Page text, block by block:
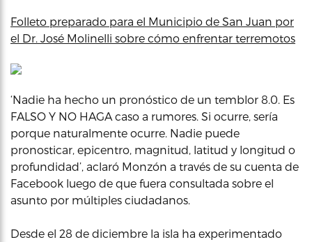
Folleto preparado para el Municipio de San Juan por
el Dr. José Molinelli sobre cómo enfrentar terremotos
‘Nadie ha hecho un pronóstico de un temblor 8.0. Es
FALSO Y NO HAGA caso a rumores. Si ocurre, sería
porque naturalmente ocurre. Nadie puede
pronosticar, epicentro, magnitud, latitud y longitud o
profundidad’, aclaró Monzón a través de su cuenta de
Facebook luego de que fuera consultada sobre el
asunto por múltiples ciudadanos.
Desde el 28 de diciembre la isla ha experimentado